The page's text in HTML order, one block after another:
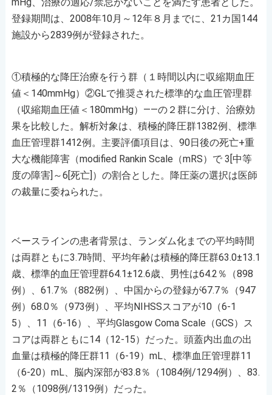
登録期間は、2008年10月～12年８月までに、21カ国144
施設から2839例が登録された。
①積極的な降圧治療を行う群（１時間以内に収縮期血圧
値＜140mmHg）②GLで推奨された標準的な血圧管理群
（収縮期血圧値＜180mmHg）――の２群に分け、治療効
果を比較した。解析対象は、積極的降圧群1382例、標準
血圧管理群1412例。主要評価項目は、90日後の死亡+重
大な機能障害（modified Rankin Scale（mRS）で 3[中等
度の障害]～6[死亡]）の割合とした。降圧薬の選択は医師
の裁量に委ねられた。
ベースラインの患者背景は、ランダム化までの平均時間
は両群ともに3.7時間、平均年齢は積極的降圧群63.0±13.1
歳、標準的血圧管理群64.1±12.6歳、男性は64.2％（898
例）、61.7％（882例）、中国からの登録が67.7％（947
例）68.0％（973例）、平均NIHSSスコアが10（6-1
5）、11（6-16）、平均Glasgow Coma Scale（GCS）ス
コアは両群ともに14（12-15）だった。頭蓋内出血の出
血量は積極的降圧群11（6-19）mL、標準血圧管理群11
（6-20）mL、脳内深部が83.8％（1084例/1294例）、83.
2％（1098例/1319例）だった。